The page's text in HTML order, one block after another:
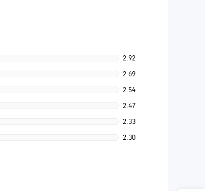
2.92
2.69
2.54
2.47
2.33
2.30